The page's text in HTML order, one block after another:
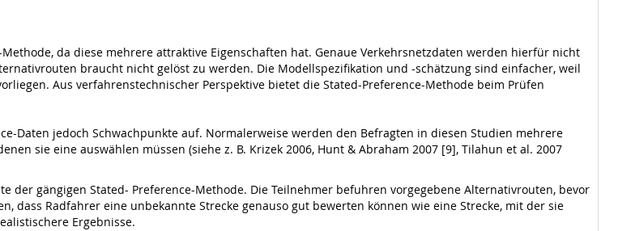
da diese mehrere attraktive Eigenschaften hat. Genaue Verkehrsnetzdaten werden hierfür nicht
braucht nicht gelöst zu werden. Die Modellspezifikation und -schätzung sind einfacher, weil
Aus verfahrenstechnischer Perspektive bietet die Stated-Preference-Methode beim Prüfen
Daten jedoch Schwachpunkte auf. Normalerweise werden den Befragten in diesen Studien mehrere
sie eine auswählen müssen (siehe z. B. Krizek 2006, Hunt & Abraham 2007 [9], Tilahun et al. 2007
der gängigen Stated- Preference-Methode. Die Teilnehmer befuhren vorgegebene Alternativrouten, bevor
dass Radfahrer eine unbekannte Strecke genauso gut bewerten können wie eine Strecke, mit der sie
Ergebnisse.